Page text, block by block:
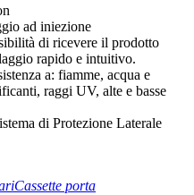
ad iniezione
di ricevere il prodotto
rapido e intuitivo.
a: fiamme, acqua e
raggi UV, alte e basse
di Protezione Laterale
Cassette porta